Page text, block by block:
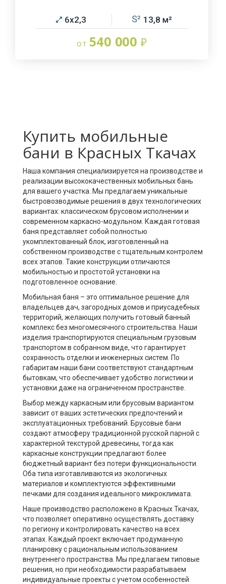
6х2,3 13,8
540 000
Купить мобильные
бани в Красных Ткачах
Наша компания специализируется на производстве и
реализации высококачественных мобильных бань
для вашего участка. Мы предлагаем уникальные
быстровозводимые решения в двух технологических
вариантах: классическом брусовом исполнении и
современном каркасно-модульном. Каждая готовая
баня представляет собой полностью
укомплектованный блок, изготовленный на
собственном производстве с тщательным контролем
всех этапов. Такие конструкции отличаются
мобильностью и простотой установки на
подготовленное основание.
Мобильная баня – это оптимальное решение для
владельцев дач, загородных домов и приусадебных
территорий, желающих получить готовый банный
комплекс без многомесячного строительства. Наши
изделия транспортируются специальным грузовым
транспортом в собранном виде, что гарантирует
сохранность отделки и инженерных систем. По
габаритам наши бани соответствуют стандартным
бытовкам, что обеспечивает удобство логистики и
установки даже на ограниченном пространстве.
Выбор между каркасным или брусовым вариантом
зависит от ваших эстетических предпочтений и
эксплуатационных требований. Брусовые бани
создают атмосферу традиционной русской парной с
характерной текстурой древесины, тогда как
каркасные конструкции предлагают более
бюджетный вариант без потери функциональности.
Оба типа изготавливаются из экологичных
материалов и комплектуются эффективными
печками для создания идеального микроклимата.
Наше производство расположено в Красных Ткачах,
что позволяет оперативно осуществлять доставку
по региону и контролировать качество на всех
этапах. Каждый проект включает продуманную
планировку с рациональным использованием
внутреннего пространства. Мы предлагаем типовые
решения, но при необходимости разрабатываем
индивидуальные проекты с учетом особенностей